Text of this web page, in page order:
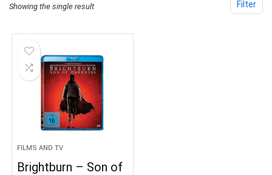
Filter
Showing the single result
FILMS AND TV
Brightburn – Son of